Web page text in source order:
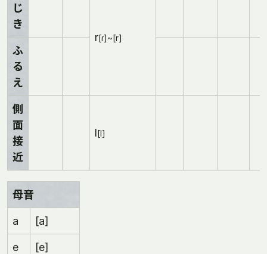
じ
き
r[ɾ]~[r]
ふ
る
え
側
面
接
近
l[l]
母音
a [a]
e [e]